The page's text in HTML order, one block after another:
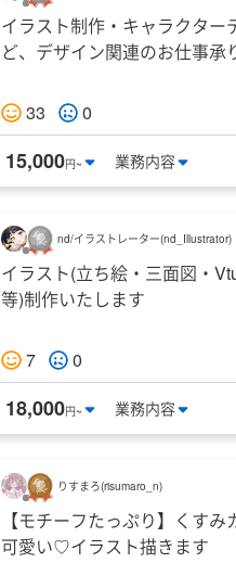
イラスト制作・キャラクター
ど、デザイン関連のお仕事承
33 0
15,000円~ 業務内容
nd/イラストレーター(nd_Illustrator)
イラスト(立ち絵・三面図・
等)制作いたします
7 0
18,000円~ 業務内容
りすまろ(risumaro_n)
【モチーフたっぷり】くすみ
可愛い♡イラスト描きます